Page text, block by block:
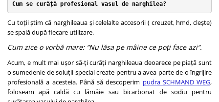
Cum se curăță profesional vasul de narghilea?
Cu toții știm că narghileaua și celelalte accesorii ( creuzet, hmd, clește)
se spală după fiecare utilizare.
Cum zice o vorbă mare: ”Nu lăsa pe mâine ce poți face azi”.
Acum, e mult mai ușor să-ți curăți narghileaua deoarece pe piață sunt
o sumedenie de soluții special create pentru a avea parte de o îngrijire
profesională a acesteia. Până să descoperim pudra SCHMAND WEG,
foloseam apă caldă cu lămâie sau bicarbonat de sodiu pentru